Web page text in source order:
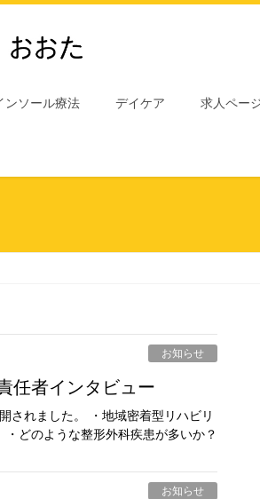
ンソール療法 デイケア 求人ペー
お知らせ
任者インタビュー
されました。 ・地域密着型リハビリ
どのような整形外科疾患が多いか？
お知らせ